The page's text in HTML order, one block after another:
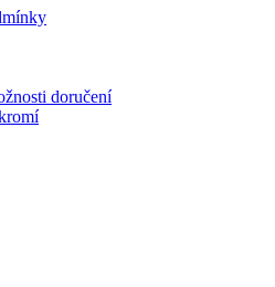
doručení